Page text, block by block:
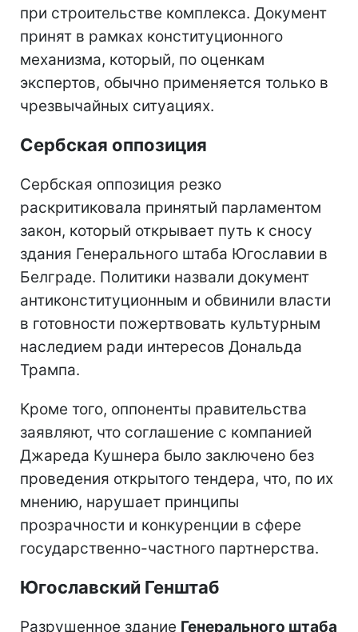
при строительстве комплекса. Документ
принят в рамках конституционного
механизма, который, по оценкам
экспертов, обычно применяется только в
чрезвычайных ситуациях.
Сербская оппозиция
Сербская оппозиция резко
раскритиковала принятый парламентом
закон, который открывает путь к сносу
здания Генерального штаба Югославии в
Белграде. Политики назвали документ
антиконституционным и обвинили власти
в готовности пожертвовать культурным
наследием ради интересов Дональда
Трампа.
Кроме того, оппоненты правительства
заявляют, что соглашение с компанией
Джареда Кушнера было заключено без
проведения открытого тендера, что, по их
мнению, нарушает принципы
прозрачности и конкуренции в сфере
государственно-частного партнерства.
Югославский Генштаб
Разрушенное здание Генерального штаба